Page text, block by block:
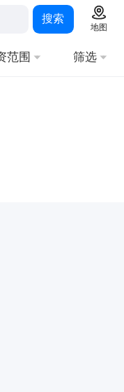
搜索
地图
范围 筛选